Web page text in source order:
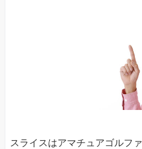
スライスはアマチュアゴルフ